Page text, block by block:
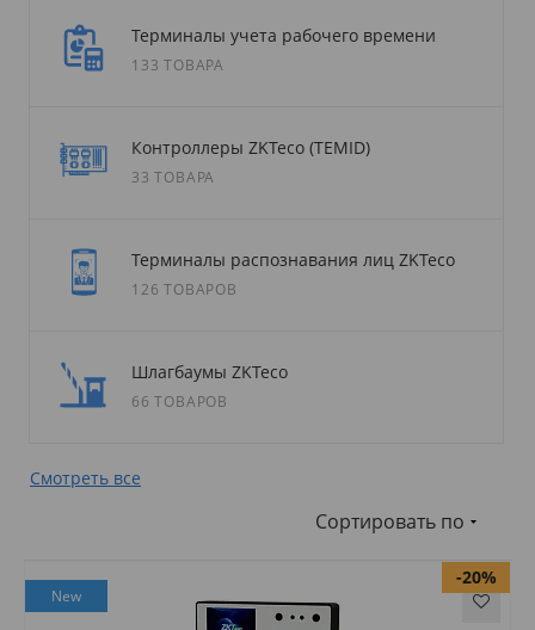
Терминалы учета рабочего времени
133 ТОВАРА
Контроллеры ZKTeco (TEMID)
33 ТОВАРА
Терминалы распознавания лиц ZKTeco
126 ТОВАРОВ
Шлагбаумы ZKTeco
66 ТОВАРОВ
Смотреть все
Сортировать по
New
-20%